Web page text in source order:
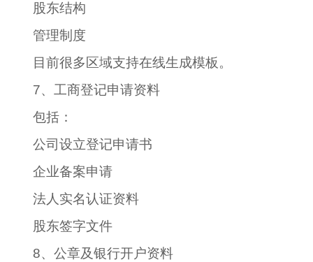
股东结构
管理制度
目前很多区域支持在线生成模板。
7、工商登记申请资料
包括：
公司设立登记申请书
企业备案申请
法人实名认证资料
股东签字文件
8、公章及银行开户资料